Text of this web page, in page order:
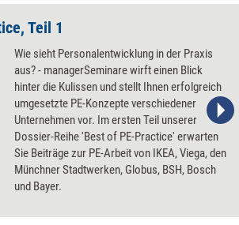
Teil 1
Wie sieht Personalentwicklung in der Praxis
aus? - managerSeminare wirft einen Blick
hinter die Kulissen und stellt Ihnen erfolgreich
umgesetzte PE-Konzepte verschiedener
Unternehmen vor. Im ersten Teil unserer
Dossier-Reihe 'Best of PE-Practice' erwarten
Sie Beiträge zur PE-Arbeit von IKEA, Viega, den
Münchner Stadtwerken, Globus, BSH, Bosch
und Bayer.